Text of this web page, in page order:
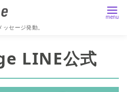
セージ発動。
LINE公式